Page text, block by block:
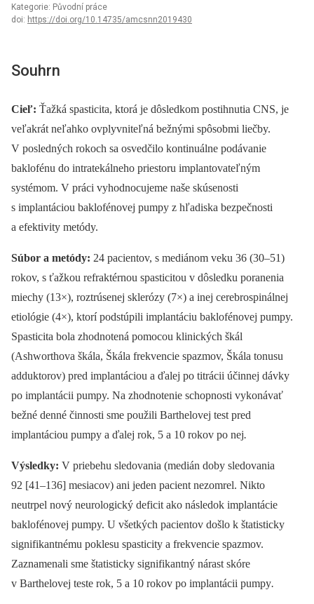
Kategorie: Původní práce
doi: https://doi.org/10.14735/amcsnn2019430
Souhrn
Cieľ: Ťažká spasticita, ktorá je dôsledkom postihnutia CNS, je
veľakrát neľahko ovplyvniteľná bežnými spôsobmi liečby.
V posledných rokoch sa osvedčilo kontinuálne podávanie
baklofénu do intratekálneho priestoru implantovateľným
systémom. V práci vyhodnocujeme naše skúsenosti
s implantáciou baklofénovej pumpy z hľadiska bezpečnosti
a efektivity metódy.
Súbor a metódy: 24 pacientov, s mediánom veku 36 (30–51)
rokov, s ťažkou refraktérnou spasticitou v dôsledku poranenia
miechy (13×), roztrúsenej sklerózy (7×) a inej cerebrospinálnej
etiológie (4×), ktorí podstúpili implantáciu baklofénovej pumpy.
Spasticita bola zhodnotená pomocou klinických škál
(Ashworthova škála, Škála frekvencie spazmov, Škála tonusu
adduktorov) pred implantáciou a ďalej po titrácii účinnej dávky
po implantácii pumpy. Na zhodnotenie schopnosti vykonávať
bežné denné činnosti sme použili Barthelovej test pred
implantáciou pumpy a ďalej rok, 5 a 10 rokov po nej.
Výsledky: V priebehu sledovania (medián doby sledovania
92 [41–136] mesiacov) ani jeden pacient nezomrel. Nikto
neutrpel nový neurologický deficit ako následok implantácie
baklofénovej pumpy. U všetkých pacientov došlo k štatisticky
signifikantnému poklesu spasticity a frekvencie spazmov.
Zaznamenali sme štatisticky signifikantný nárast skóre
v Barthelovej teste rok, 5 a 10 rokov po implantácii pumpy.